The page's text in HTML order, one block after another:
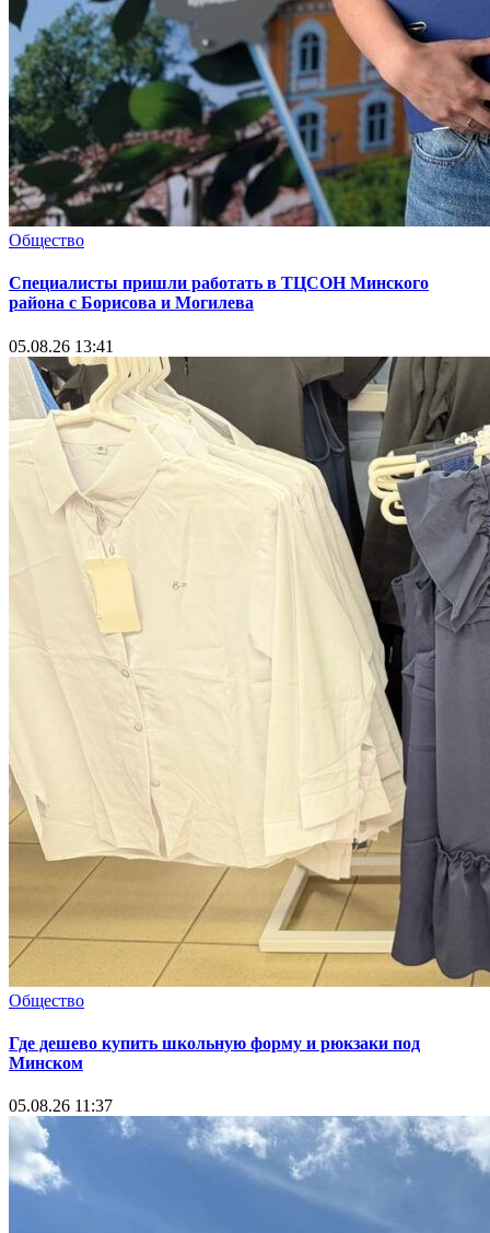
Общество
Специалисты пришли работать в ТЦСОН Минского
района с Борисова и Могилева
05.08.26 13:41
Общество
Где дешево купить школьную форму и рюкзаки под
Минском
05.08.26 11:37